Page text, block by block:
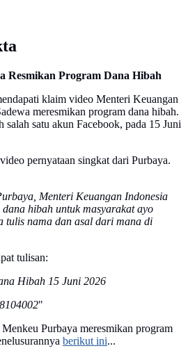
Resmikan Program Dana Hibah
klaim video Menteri Keuangan
meresmikan program dana hibah.
salah satu akun Facebook, pada 15 Juni
pernyataan singkat dari Purbaya.
Menteri Keuangan Indonesia
hibah untuk masyarakat ayo
tulis nama dan asal dari mana di
tulisan:
Hibah 15 Juni 2026
"
Purbaya meresmikan program
berikut ini...